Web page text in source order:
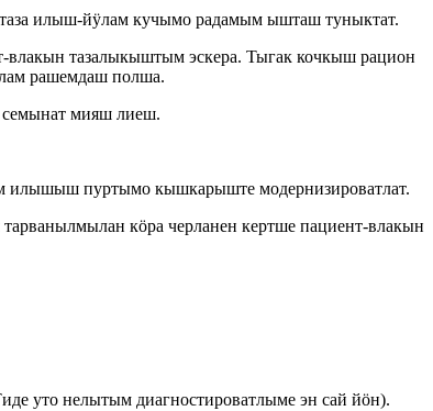
илыш-йӱлам кучымо радамым ышташ туныктат.
тазалыкыштым эскера. Тыгак кочкыш рацион
рашемдаш полша.
семынат мияш лиеш.
илышыш пуртымо кышкарыште модернизироватлат.
кӧра черланен кертше пациент-влакын
уто нелытым диагностироватлыме эн сай йӧн).